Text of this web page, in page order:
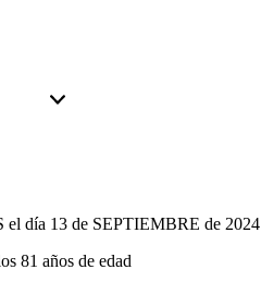
día 13 de SEPTIEMBRE de 2024
81 años de edad